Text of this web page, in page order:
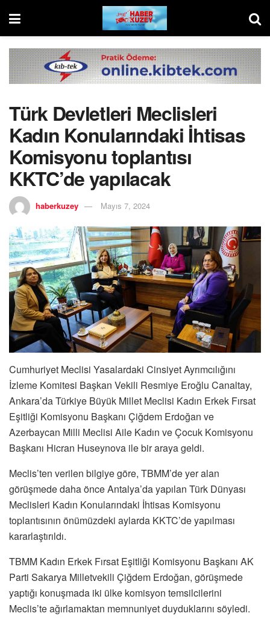
Türk Devletleri Meclisleri
Kadın Konularındaki İhtisas
Komisyonu toplantısı
KKTC’de yapılacak
haberkuzey Mayıs 7, 2024
Cumhuriyet Meclisi Yasalardaki Cinsiyet Ayrımcılığını
İzleme Komitesi Başkan Vekili Resmiye Eroğlu Canaltay,
Ankara’da Türkiye Büyük Millet Meclisi Kadın Erkek Fırsat
Eşitliği Komisyonu Başkanı Çiğdem Erdoğan ve
Azerbaycan Milli Meclisi Aile Kadın ve Çocuk Komisyonu
Başkanı Hicran Huseynova ile bir araya geldi.
Meclis’ten verilen bilgiye göre, TBMM’de yer alan
görüşmede daha önce Antalya’da yapılan Türk Dünyası
Meclisleri Kadın Konularındaki İhtisas Komisyonu
toplantısının önümüzdeki aylarda KKTC’de yapılması
kararlaştırıldı.
TBMM Kadın Erkek Fırsat Eşitliği Komisyonu Başkanı AK
Parti Sakarya Milletvekili Çiğdem Erdoğan, görüşmede
yaptığı konuşmada iki ülke komisyon temsilcilerini
Meclis’te ağırlamaktan memnuniyet duyduklarını söyledi.